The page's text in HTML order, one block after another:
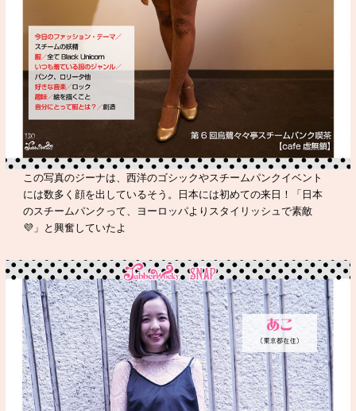
この写真のジーナは、西洋のゴシックやスチームパンクイベント
には数多く顔を出しているそう。日本には初めての来日！「日本
のスチームパンクって、ヨーロッパよりスタイリッシュで素敵
💜」と興奮していたよ